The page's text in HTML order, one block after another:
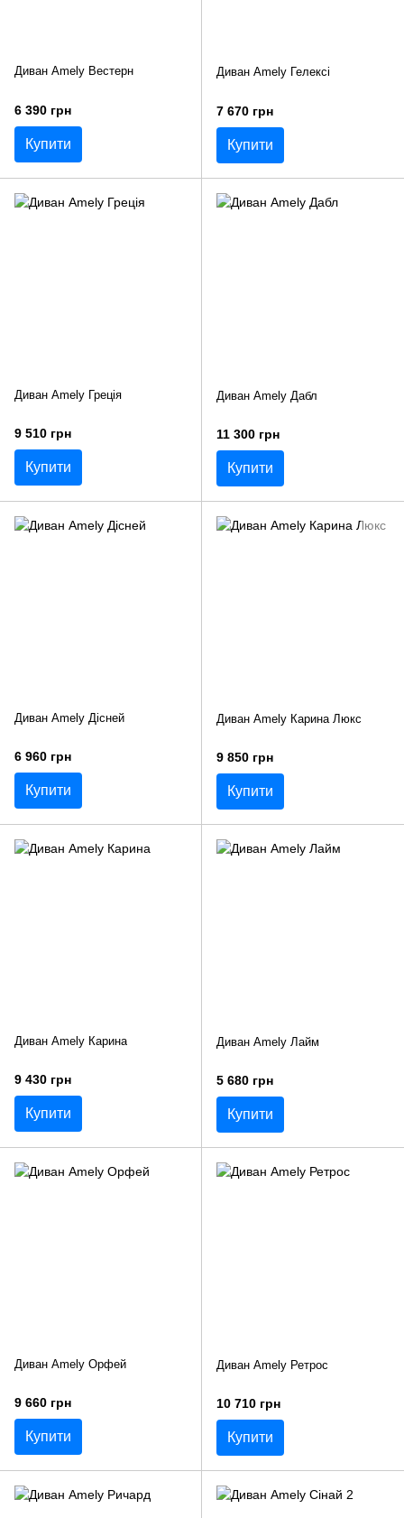
Диван Amely Вестерн
6 390 грн
Купити
Диван Amely Гелексі
7 670 грн
Купити
Диван Amely Греція
9 510 грн
Купити
Диван Amely Дабл
11 300 грн
Купити
Диван Amely Дісней
6 960 грн
Купити
Диван Amely Карина Люкс
9 850 грн
Купити
Диван Amely Карина
9 430 грн
Купити
Диван Amely Лайм
5 680 грн
Купити
Диван Amely Орфей
9 660 грн
Купити
Диван Amely Ретрос
10 710 грн
Купити